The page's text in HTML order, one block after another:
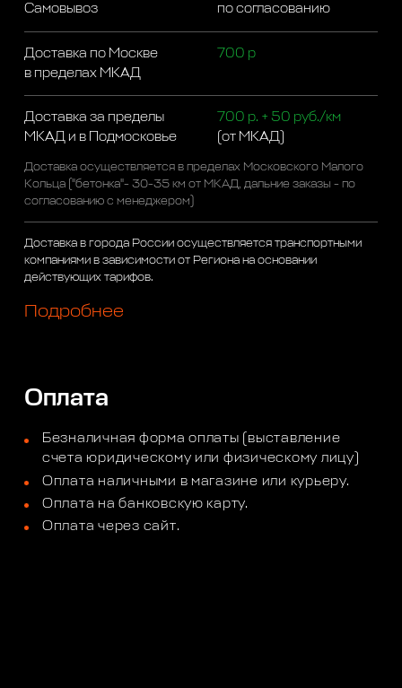
Самовывоз по согласованию
Доставка по Москве
в пределах МКАД
700 р
Доставка за пределы
МКАД и в Подмосковье
700 р. + 50 руб./км
(от МКАД)
Доставка осуществляется в пределах Московского Малого
Кольца ("бетонка"- 30-35 км от МКАД, дальние заказы - по
согласованию с менеджером)
Доставка в города России осуществляется транспортными
компаниями в зависимости от Региона на основании
действующих тарифов.
Подробнее
Оплата
Безналичная форма оплаты (выставление
счета юридическому или физическому лицу)
Оплата наличными в магазине или курьеру.
Оплата на банковскую карту.
Оплата через сайт.